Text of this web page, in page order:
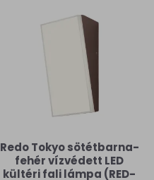
Redo Tokyo sötétbarna-
fehér vízvédett LED
kültéri fali lámpa (RED-